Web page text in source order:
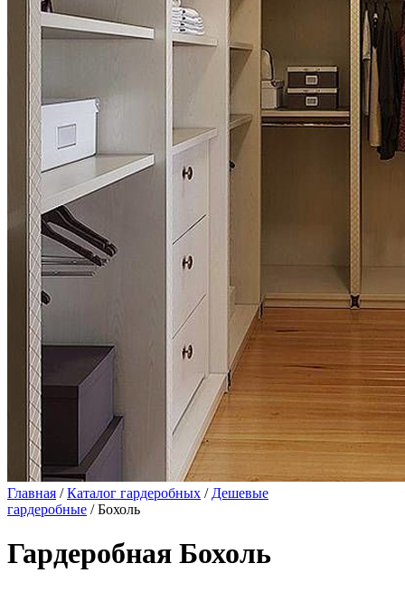
Главная /Каталог гардеробных / Дешевые
гардеробные / Бохоль
Гардеробная Бохоль